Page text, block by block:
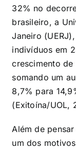
32% no
brasileiro, a
Janeiro
indivíduos em
crescimento
somando um
8,7% para
(Exitoína/UOL,
Além de
um dos